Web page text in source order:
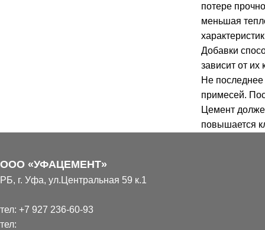
потере
меньшая
Добавки
зависит от их
Не последнее
примесей.
Цемент
повышается
ООО «УФАЦЕМЕНТ»
РБ, г. Уфа, ул.Центральная 59 к.1
тел: +7 927 236-60-93
тел: